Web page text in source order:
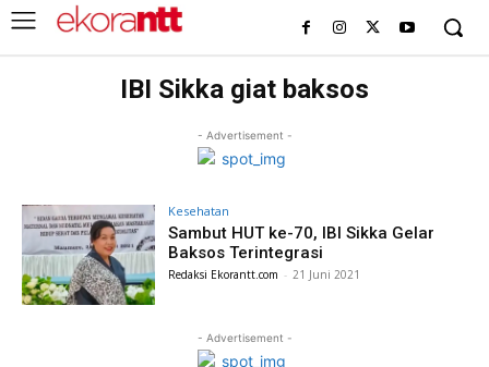
IBI Sikka giat baksos
- Advertisement -
Kesehatan
Sambut HUT ke-70, IBI Sikka Gelar
Baksos Terintegrasi
Redaksi Ekorantt.com - 21 Juni 2021
- Advertisement -